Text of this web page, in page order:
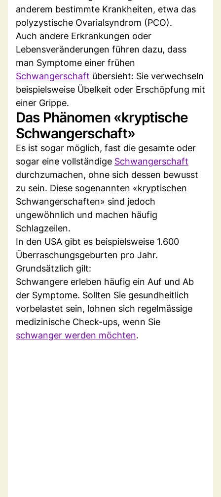
anderem bestimmte Krankheiten, etwa das
polyzystische Ovarialsyndrom (PCO).
Auch andere Erkrankungen oder
Lebensveränderungen führen dazu, dass
man Symptome einer frühen
Schwangerschaft übersieht: Sie verwechseln
beispielsweise Übelkeit oder Erschöpfung mit
einer Grippe.
Das Phänomen «kryptische
Schwangerschaft»
Es ist sogar möglich, fast die gesamte oder
sogar eine vollständige Schwangerschaft
durchzumachen, ohne sich dessen bewusst
zu sein. Diese sogenannten «kryptischen
Schwangerschaften» sind jedoch
ungewöhnlich und machen häufig
Schlagzeilen.
In den USA gibt es beispielsweise 1.600
Überraschungsgeburten pro Jahr.
Grundsätzlich gilt:
Schwangere erleben häufig ein Auf und Ab
der Symptome. Sollten Sie gesundheitlich
vorbelastet sein, lohnen sich regelmässige
medizinische Check-ups, wenn Sie
schwanger werden möchten.